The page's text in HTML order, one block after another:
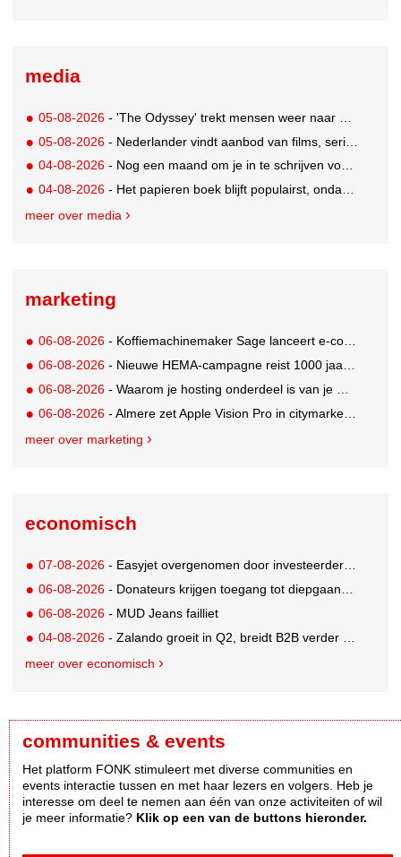
media
05-08-2026 - 'The Odyssey' trekt mensen weer naar de bioscoop
05-08-2026 - Nederlander vindt aanbod van films, series en sport vaak versnipperd
04-08-2026 - Nog een maand om je in te schrijven voor de Mercurs 2026
04-08-2026 - Het papieren boek blijft populairst, ondanks digitale alternatieven
meer over media
marketing
06-08-2026 - Koffiemachinemaker Sage lanceert e-commerceplatform voor koffieliefhebbers
06-08-2026 - Nieuwe HEMA-campagne reist 1000 jaar terug in de tijd naar 'Hemastein'
06-08-2026 - Waarom je hosting onderdeel is van je merkstrategie
06-08-2026 - Almere zet Apple Vision Pro in citymarketing
meer over marketing
economisch
07-08-2026 - Easyjet overgenomen door investeerder Apollo
06-08-2026 - Donateurs krijgen toegang tot diepgaandere informatie over goede doelen
06-08-2026 - MUD Jeans failliet
04-08-2026 - Zalando groeit in Q2, breidt B2B verder uit en innoveert met AI
meer over economisch
communities & events
Het platform FONK stimuleert met diverse communities en
events interactie tussen en met haar lezers en volgers. Heb je
interesse om deel te nemen aan één van onze activiteiten of wil
je meer informatie? Klik op een van de buttons hieronder.